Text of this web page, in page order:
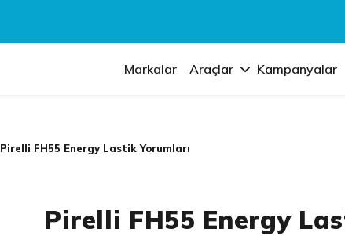
Markalar Araçlar Kampanyalar
Pirelli FH55 Energy Lastik Yorumları
Pirelli FH55 Energy